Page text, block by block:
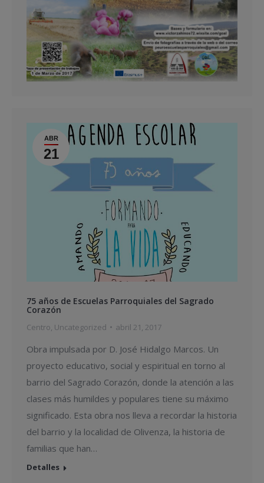
ABR
21
75 años de Escuelas Parroquiales del Sagrado
Corazón
Centro, Uncategorized abril 21, 2017
Obra impulsada por D. José Hidalgo Marcos. Un
proyecto educativo, social y espiritual en torno al
barrio del Sagrado Corazón, donde la atención a las
clases más humildes y populares tiene su máximo
significado. Esta obra nos lleva a recordar la historia
del barrio y la localidad de Olivenza, la historia de
familias que han…
Detalles